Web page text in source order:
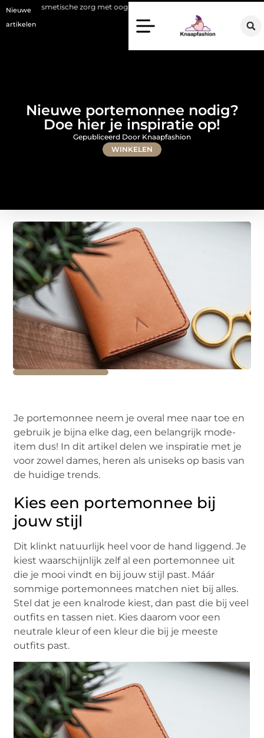
Nieuwe
artikelen
zorg met oog voor natuurlijke resultaten
Nieuwe portemonnee nodig?
Doe hier je inspiratie op!
WINKELEN
Gepubliceerd Door Knaapfashion
Je portemonnee neem je overal mee naar toe en
gebruik je bijna elke dag, een belangrijk mode-
item dus! In dit artikel delen we inspiratie met je
voor zowel dames, heren als uniseks op basis van
de huidige trends.
Kies een portemonnee bij
jouw stijl
Dit klinkt natuurlijk heel voor de hand liggend. Je
kiest waarschijnlijk zelf al een portemonnee uit
die je mooi vindt en bij jouw stijl past. Máár
sommige portemonnees matchen niet bij alles.
Stel dat je een knalrode kiest, dan past die bij veel
outfits en tassen niet. Kies daarom voor een
neutrale kleur of een kleur die bij je meeste
outfits past.